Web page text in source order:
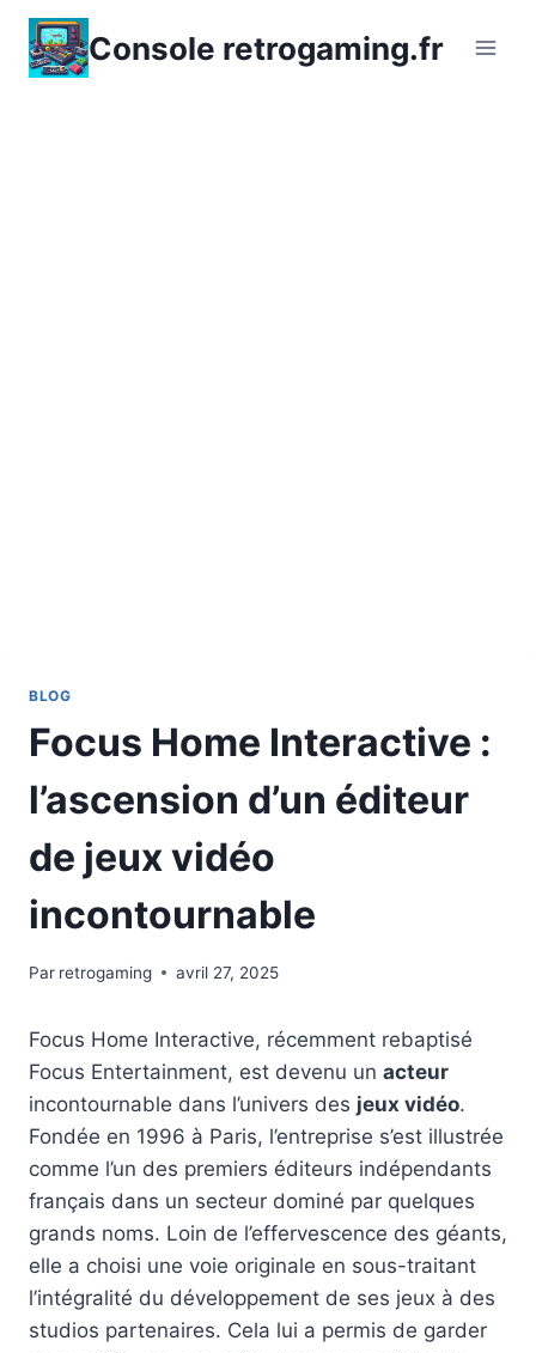
Aller
contenu
Console retrogaming.fr
BLOG
Focus Home Interactive :
l’ascension d’un éditeur
de jeux vidéo
incontournable
Par retrogaming avril 27, 2025
Focus Home Interactive, récemment rebaptisé
Focus Entertainment, est devenu un acteur
incontournable dans l’univers des jeux vidéo.
Fondée en 1996 à Paris, l’entreprise s’est illustrée
comme l’un des premiers éditeurs indépendants
français dans un secteur dominé par quelques
grands noms. Loin de l’effervescence des géants,
elle a choisi une voie originale en sous-traitant
l’intégralité du développement de ses jeux à des
studios partenaires. Cela lui a permis de garder